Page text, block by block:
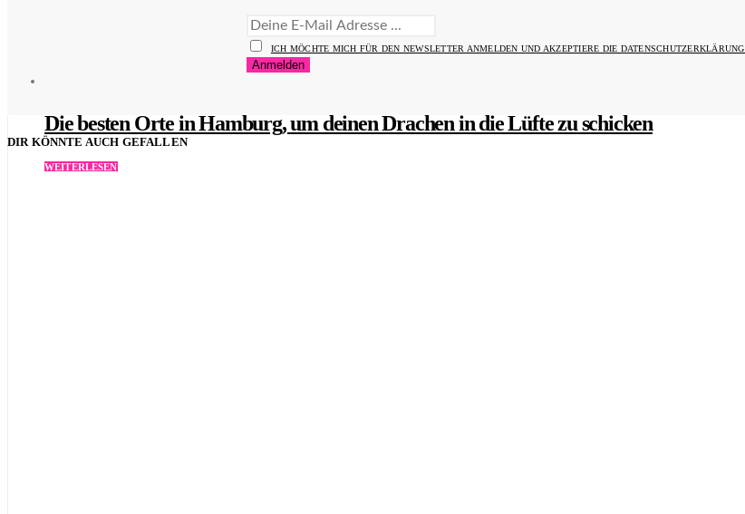
Die besten Orte in Hamburg, um deinen Drachen in die Lüfte zu schicken
WEITERLESEN
ICH MÖCHTE MICH FÜR DEN NEWSLETTER ANMELDEN UND AKZEPTIERE DIE DATENSCHUTZERKLÄRUNG.
DIR KÖNNTE AUCH GEFALLEN